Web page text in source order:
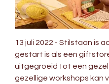
13 juli 2022 - Stilstaan is
gestart is als een
uitgegroeid tot een
gezellige workshops kan